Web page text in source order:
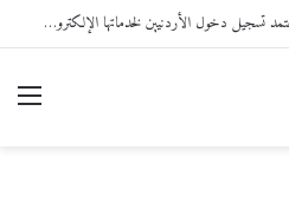
المؤسسة العامة للضمان الاجتماعي تعتمد تسجيل دخول الأردنيين لخدماتها الإلكترونية من خلال “سند”